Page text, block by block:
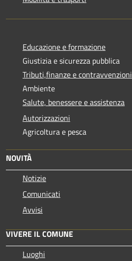
Educazione e formazione
Giustizia e sicurezza pubblica
Tributi,finanze e contravvenzioni
Ambiente
Salute, benessere e assistenza
Autorizzazioni
Agricoltura e pesca
NOVITÀ
Notizie
Comunicati
Avvisi
VIVERE IL COMUNE
Luoghi